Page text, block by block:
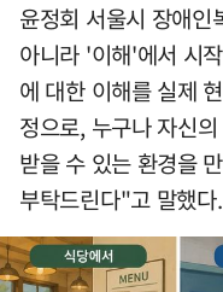
윤정회 서울시 장애
아니라 '이해'에서 시
에 대한 이해를 실제
정으로, 누구나 자신
받을 수 있는 환경을
부탁드린다"고 말했다.